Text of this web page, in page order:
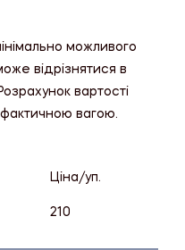
можливого
відрізнятися в
вартості
фактичною вагою.
Ціна/уп.
210